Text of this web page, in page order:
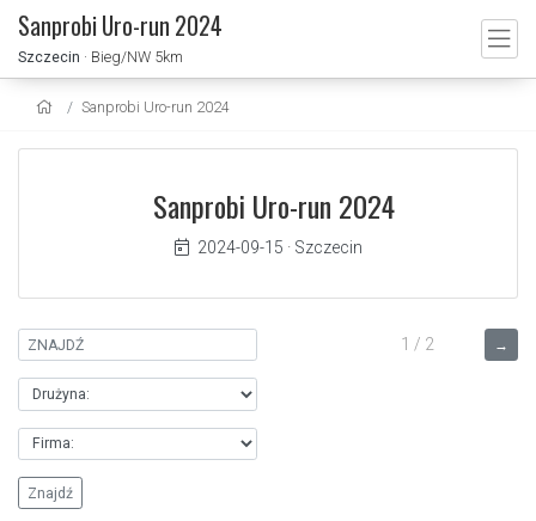
Sanprobi Uro-run 2024
Szczecin · Bieg/NW 5km
Sanprobi Uro-run 2024
Sanprobi Uro-run 2024
2024-09-15 · Szczecin
→
1 / 2